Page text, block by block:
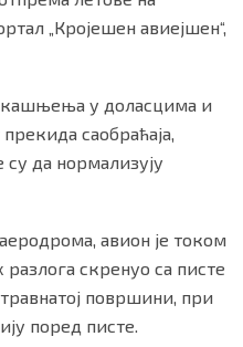
„Кројешен авиејшен“,
кашњења у доласцима и
саобраћаја,
да нормализују
авион је током
разлога скренуо са писте
површини, при
поред писте.
ПРАТИТЕ НАС